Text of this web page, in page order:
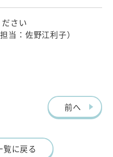
さい
当：佐野江利子）
前へ
覧に戻る